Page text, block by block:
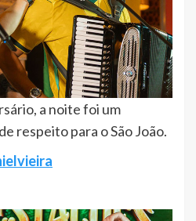
a noite foi um
respeito para o São João.